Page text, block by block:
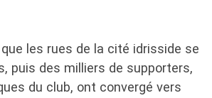
les rues de la cité idrisside se
puis des milliers de supporters,
du club, ont convergé vers